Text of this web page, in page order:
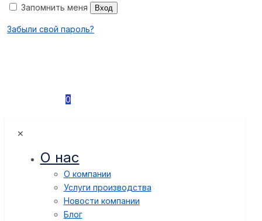
Запомнить меня Вход
Забыли свой пароль?
0
✕
О нас
О компании
Услуги производства
Новости компании
Блог